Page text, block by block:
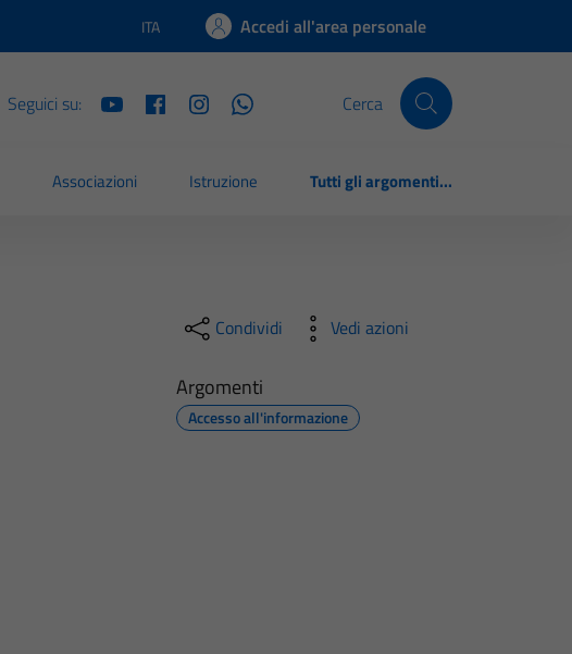
Lingua attiva:
ITA Accedi all'area personale
Seguici su: Cerca
Associazioni Istruzione Tutti gli argomenti...
Condividi Vedi azioni
Argomenti
Accesso all'informazione